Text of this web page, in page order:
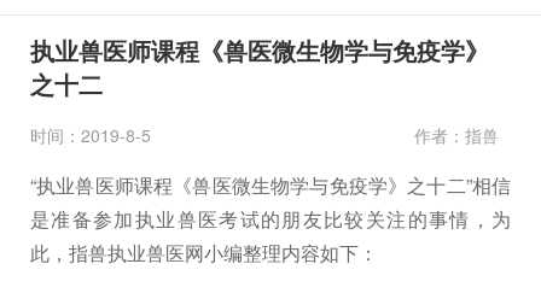
执业兽医师课程《兽医微生物学与免疫学》
之十二
时间：2019-8-5 作者：指兽
“执业兽医师课程《兽医微生物学与免疫学》之十二”相信
是准备参加执业兽医考试的朋友比较关注的事情，为
此，指兽执业兽医网小编整理内容如下：